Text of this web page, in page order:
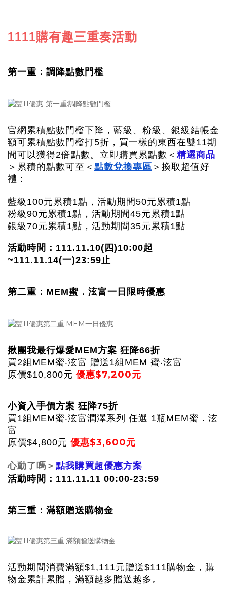
1111購有趣三重奏活動
第一重：調降點數門檻
官網累積點數門檻下降，藍級、粉級、銀級結帳金
額可累積點數門檻打5折，買一樣的東西在雙11期
間可以獲得2倍點數。立即購買累點數＜ 精選商品
＞累積的點數可至＜ 點數兌換專區 ＞換取超值好
禮：
藍級100元累積1點，活動期間50元累積1點
粉級90元累積1點，活動期間45元累積1點
銀級70元累積1點，活動期間35元累積1點
活動時間：111.11.10(四)10:00起
~111.11.14(一)23:59止
第二重：MEM蜜．泫富一日限時優惠
揪團我最行爆愛MEM方案 狂降66折
買2組MEM蜜‧泫富 贈送1組MEM 蜜‧泫富
原價$10,800元 優惠$7,200元
小資入手價方案 狂降75折
買1組MEM蜜‧泫富潤澤系列 任選 1瓶MEM蜜．泫
富
原價$4,800元 優惠$3,600元
心動了嗎＞ 點我購買超優惠方案
活動時間：111.11.11 00:00-23:59
第三重：滿額贈送購物金
活動期間消費滿額$1,111元贈送$111購物金，購
物金累計累贈，滿額越多贈送越多。